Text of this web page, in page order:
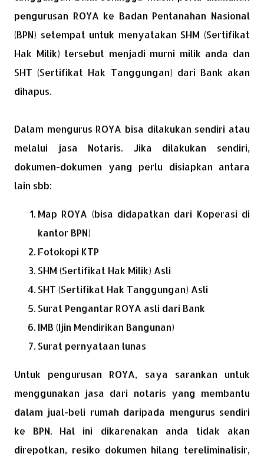
pengurusan ROYA ke Badan Pentanahan Nasional
(BPN) setempat untuk menyatakan SHM (Sertifikat
Hak Milik) tersebut menjadi murni milik anda dan
SHT (Sertifikat Hak Tanggungan) dari Bank akan
dihapus.
Dalam mengurus ROYA bisa dilakukan sendiri atau
melalui jasa Notaris. Jika dilakukan sendiri,
dokumen-dokumen yang perlu disiapkan antara
lain sbb:
Map ROYA (bisa didapatkan dari Koperasi di
kantor BPN)
Fotokopi KTP
SHM (Sertifikat Hak Milik) Asli
SHT (Sertifikat Hak Tanggungan) Asli
Surat Pengantar ROYA asli dari Bank
IMB (Ijin Mendirikan Bangunan)
Surat pernyataan lunas
Untuk pengurusan ROYA, saya sarankan untuk
menggunakan jasa dari notaris yang membantu
dalam jual-beli rumah daripada mengurus sendiri
ke BPN. Hal ini dikarenakan anda tidak akan
direpotkan, resiko dokumen hilang tereliminalisir,